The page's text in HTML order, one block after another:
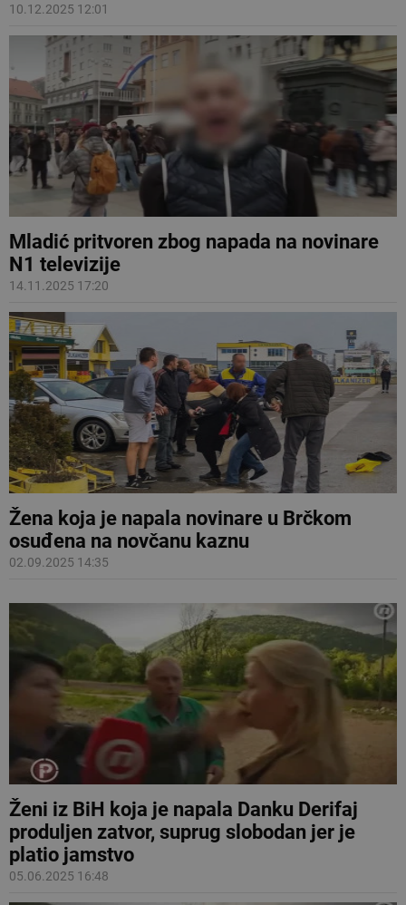
10.12.2025 12:01
Mladić pritvoren zbog napada na novinare
N1 televizije
14.11.2025 17:20
Žena koja je napala novinare u Brčkom
osuđena na novčanu kaznu
02.09.2025 14:35
Ženi iz BiH koja je napala Danku Derifaj
produljen zatvor, suprug slobodan jer je
platio jamstvo
05.06.2025 16:48